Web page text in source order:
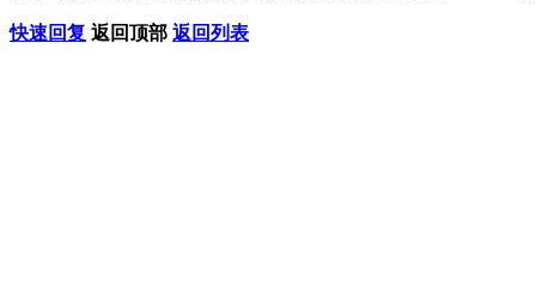
快速回复 返回顶部 返回列表